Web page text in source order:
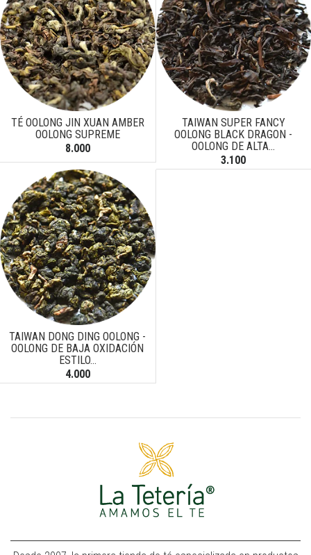
TÉ OOLONG JIN XUAN AMBER
OOLONG SUPREME
8.000
TAIWAN SUPER FANCY
OOLONG BLACK DRAGON -
OOLONG DE ALTA...
3.100
TAIWAN DONG DING OOLONG -
OOLONG DE BAJA OXIDACIÓN
ESTILO...
4.000